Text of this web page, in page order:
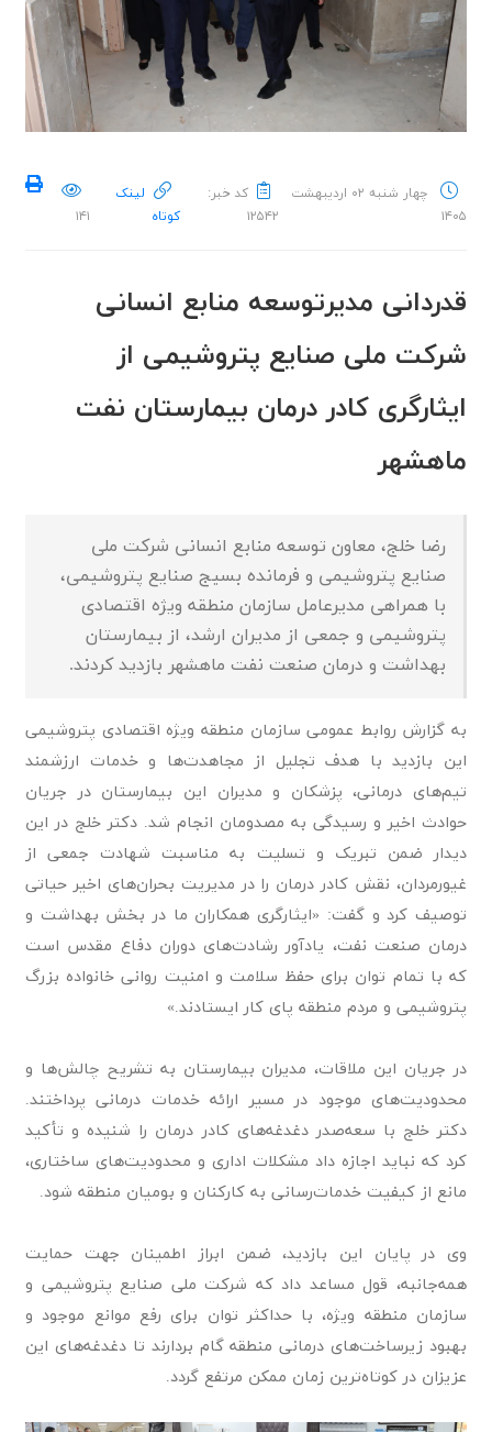
چهار شنبه ۰۲ اردیبهشت
۱۴۰۵
کد خبر:
۱۲۵۴۲
لینک
کوتاه
۱۴۱
قدردانی مدیرتوسعه منابع انسانی
شرکت ملی صنایع پتروشیمی از
ایثارگری کادر درمان بیمارستان نفت
ماهشهر
رضا خلج، معاون توسعه منابع انسانی شرکت ملی
صنایع پتروشیمی و فرمانده بسیج صنایع پتروشیمی،
با همراهی مدیرعامل سازمان منطقه ویژه اقتصادی
پتروشیمی و جمعی از مدیران ارشد، از بیمارستان
بهداشت و درمان صنعت نفت ماهشهر بازدید کردند.
به گزارش روابط عمومی سازمان منطقه ویژه اقتصادی پتروشیمی
این بازدید با هدف تجلیل از مجاهدت‌ها و خدمات ارزشمند
تیم‌های درمانی، پزشکان و مدیران این بیمارستان در جریان
حوادث اخیر و رسیدگی به مصدومان انجام شد. دکتر خلج در این
دیدار ضمن تبریک و تسلیت به مناسبت شهادت جمعی از
غیورمردان، نقش کادر درمان را در مدیریت بحران‌های اخیر حیاتی
توصیف کرد و گفت: «ایثارگری همکاران ما در بخش بهداشت و
درمان صنعت نفت، یادآور رشادت‌های دوران دفاع مقدس است
که با تمام توان برای حفظ سلامت و امنیت روانی خانواده بزرگ
پتروشیمی و مردم منطقه پای کار ایستادند.»
در جریان این ملاقات، مدیران بیمارستان به تشریح چالش‌ها و
محدودیت‌های موجود در مسیر ارائه خدمات درمانی پرداختند.
دکتر خلج با سعه‌صدر دغدغه‌های کادر درمان را شنیده و تأکید
کرد که نباید اجازه داد مشکلات اداری و محدودیت‌های ساختاری،
مانع از کیفیت خدمات‌رسانی به کارکنان و بومیان منطقه شود.
وی در پایان این بازدید، ضمن ابراز اطمینان جهت حمایت
همه‌جانبه، قول مساعد داد که شرکت ملی صنایع پتروشیمی و
سازمان منطقه ویژه، با حداکثر توان برای رفع موانع موجود و
بهبود زیرساخت‌های درمانی منطقه گام بردارند تا دغدغه‌های این
عزیزان در کوتاه‌ترین زمان ممکن مرتفع گردد.